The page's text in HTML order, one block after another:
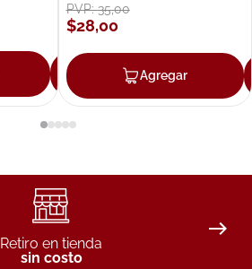
Agregar
PVP:35,00
$28,00
Agregar
Retiro en tienda
sin costo